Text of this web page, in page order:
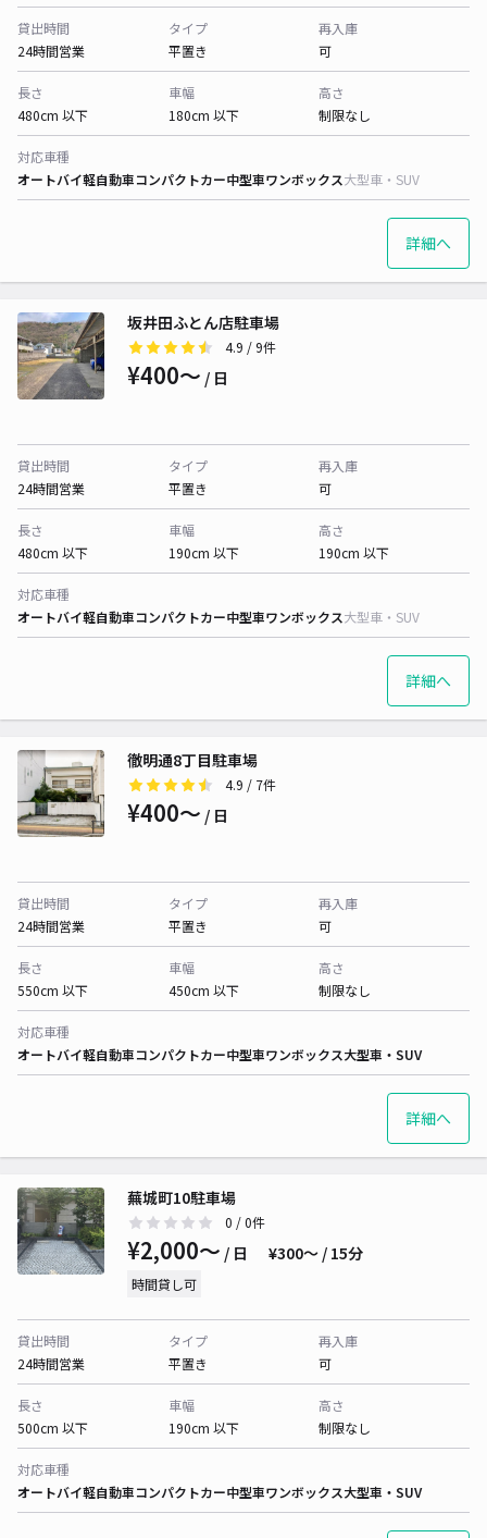
貸出時間
24時間営業
タイプ
平置き
再入庫
可
長さ
480cm 以下
車幅
180cm 以下
高さ
制限なし
対応車種
オートバイ軽自動車コンパクトカー中型車ワンボックス大型車・SUV
詳細へ
坂井田ふとん店駐車場
4.9 / 9件
¥400〜 / 日
貸出時間
24時間営業
タイプ
平置き
再入庫
可
長さ
480cm 以下
車幅
190cm 以下
高さ
190cm 以下
対応車種
オートバイ軽自動車コンパクトカー中型車ワンボックス大型車・SUV
詳細へ
徹明通8丁目駐車場
4.9 / 7件
¥400〜 / 日
貸出時間
24時間営業
タイプ
平置き
再入庫
可
長さ
550cm 以下
車幅
450cm 以下
高さ
制限なし
対応車種
オートバイ軽自動車コンパクトカー中型車ワンボックス大型車・SUV
詳細へ
蕪城町10駐車場
0 / 0件
¥2,000〜 / 日 ¥300〜 / 15分
時間貸し可
貸出時間
24時間営業
タイプ
平置き
再入庫
可
長さ
500cm 以下
車幅
190cm 以下
高さ
制限なし
対応車種
オートバイ軽自動車コンパクトカー中型車ワンボックス大型車・SUV